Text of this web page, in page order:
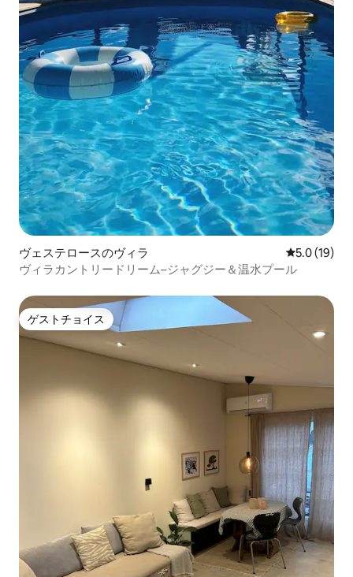
ヴェステロースのヴィラ レビュー19
5.0 (19)
ヴィラカントリードリーム–ジャグジー＆温水プール
ゲストチョイス
ゲストチョイス